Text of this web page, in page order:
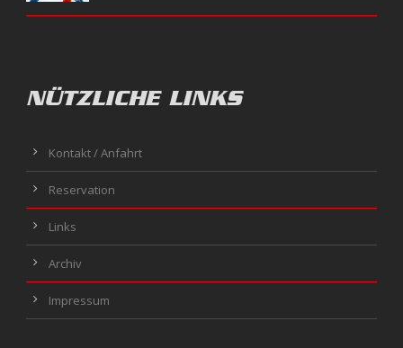
NÜTZLICHE LINKS
Kontakt / Anfahrt
Reservation
Links
Archiv
Impressum